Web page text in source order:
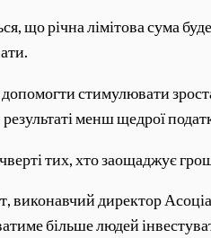
що річна лімітова сума
стимулювати
менш щедрої
тих, хто заощаджує
виконавчий директор
більше людей